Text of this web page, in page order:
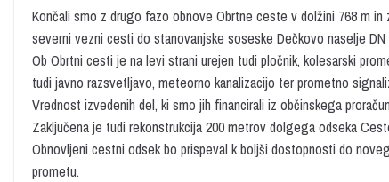
Končali smo z drugo fazo obnove Obrtne ceste v dolžini 768 m
severni vezni cesti do stanovanjske soseske Dečkovo naselje DN
Ob Obrtni cesti je na levi strani urejen tudi pločnik, kolesarski
tudi javno razsvetljavo, meteorno kanalizacijo ter prometno
Vrednost izvedenih del, ki smo jih financirali iz občinskega
Zaključena je tudi rekonstrukcija 200 metrov dolgega odseka
Obnovljeni cestni odsek bo prispeval k boljši dostopnosti do
prometu.